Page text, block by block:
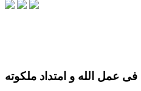
عمل الله و امتداد ملكوته